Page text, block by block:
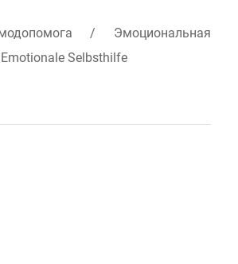
/ Эмоциональная
Selbsthilfe